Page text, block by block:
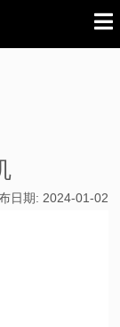
日期: 2024-01-02